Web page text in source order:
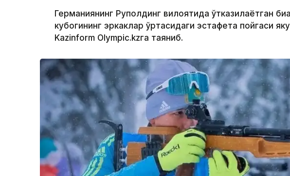
Германиянинг Руполдинг вилоятида ўтказилаётган
кубогининг эркаклар ўртасидаги эстафета пойгаси
Kazinform Olympic.kzга таяниб.